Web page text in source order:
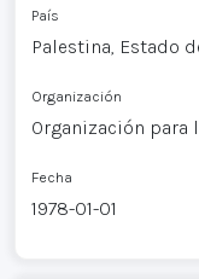
País
Palestina, Estado
Organización
Organización para
Fecha
1978-01-01